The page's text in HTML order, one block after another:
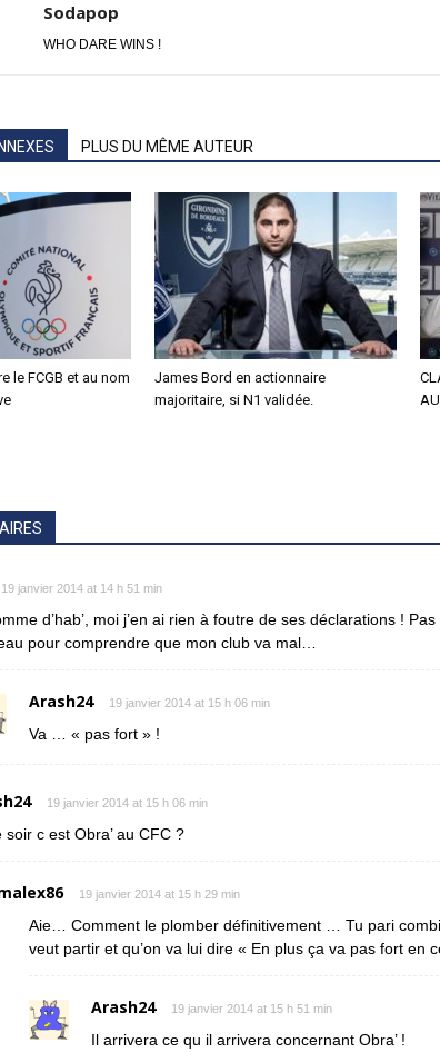
Sodapop
WHO DARE WINS !
PLUS DU MÊME AUTEUR
le FCGB et au nom
James Bord en actionnaire
majoritaire, si N1 validée.
19 janvier 2014 at 14 h 51 min
d’hab’, moi j’en ai rien à foutre de ses déclarations !
pour comprendre que mon club va mal…
Arash24 19 janvier 2014 at 15 h 06 min
Va … « pas fort » !
19 janvier 2014 at 15 h 06 min
soir c est Obra’ au CFC ?
19 janvier 2014 at 15 h 29 min
Aie… Comment le plomber définitivement … Tu pari
veut partir et qu’on va lui dire « En plus ça va pas fort en
Arash24 19 janvier 2014 at 15 h 51 min
Il arrivera ce qu il arrivera concernant Obra’ !